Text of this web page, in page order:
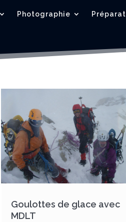
Photographie
Goulottes de glace avec
MDLT